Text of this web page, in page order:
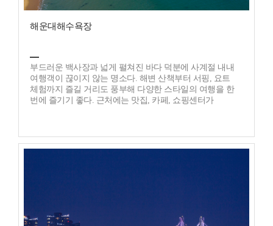
해운대해수욕장
부드러운 백사장과 넓게 펼쳐진 바다 덕분에 사계절 내내
여행객이 끊이지 않는 명소다. 해변 산책부터 서핑, 요트
체험까지 즐길 거리도 풍부해 다양한 스타일의 여행을 한
번에 즐기기 좋다. 근처에는 맛집, 카페, 쇼핑센터가